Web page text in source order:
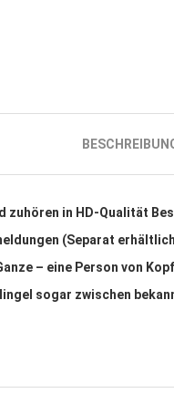
zuhören in HD-Qualität
(Separat
– eine Person von
sogar zwischen